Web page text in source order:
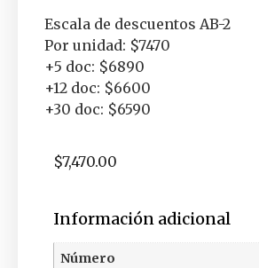
Escala de descuentos AB-2
Por unidad: $7470
+5 doc: $6890
+12 doc: $6600
+30 doc: $6590
$7,470.00
Información adicional
Número